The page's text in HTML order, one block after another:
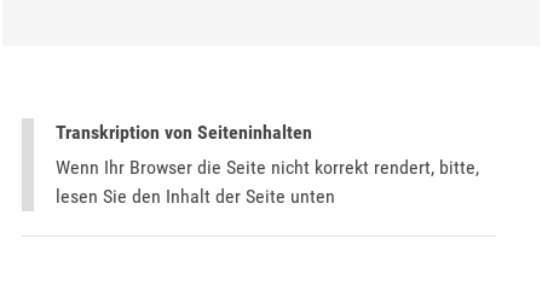
Transkription von Seiteninhalten
Wenn Ihr Browser die Seite nicht korrekt rendert, bitte,
lesen Sie den Inhalt der Seite unten